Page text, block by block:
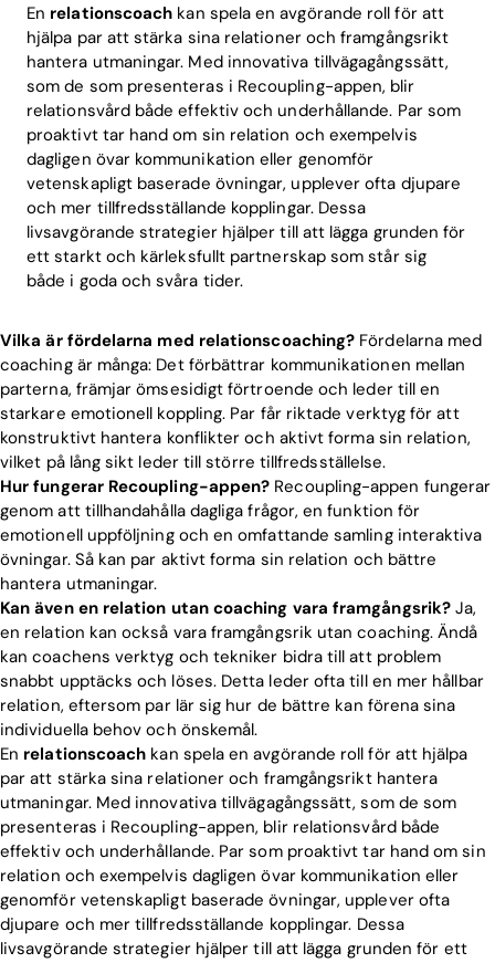
En relationscoach kan spela en avgörande roll för att
hjälpa par att stärka sina relationer och framgångsrikt
hantera utmaningar. Med innovativa tillvägagångssätt,
som de som presenteras i Recoupling-appen, blir
relationsvård både effektiv och underhållande. Par som
proaktivt tar hand om sin relation och exempelvis
dagligen övar kommunikation eller genomför
vetenskapligt baserade övningar, upplever ofta djupare
och mer tillfredsställande kopplingar. Dessa
livsavgörande strategier hjälper till att lägga grunden för
ett starkt och kärleksfullt partnerskap som står sig
både i goda och svåra tider.
Vilka är fördelarna med relationscoaching? Fördelarna med
coaching är många: Det förbättrar kommunikationen mellan
parterna, främjar ömsesidigt förtroende och leder till en
starkare emotionell koppling. Par får riktade verktyg för att
konstruktivt hantera konflikter och aktivt forma sin relation,
vilket på lång sikt leder till större tillfredsställelse.
Hur fungerar Recoupling-appen? Recoupling-appen fungerar
genom att tillhandahålla dagliga frågor, en funktion för
emotionell uppföljning och en omfattande samling interaktiva
övningar. Så kan par aktivt forma sin relation och bättre
hantera utmaningar.
Kan även en relation utan coaching vara framgångsrik?Ja,
en relation kan också vara framgångsrik utan coaching. Ändå
kan coachens verktyg och tekniker bidra till att problem
snabbt upptäcks och löses. Detta leder ofta till en mer hållbar
relation, eftersom par lär sig hur de bättre kan förena sina
individuella behov och önskemål.
En relationscoach kan spela en avgörande roll för att hjälpa
par att stärka sina relationer och framgångsrikt hantera
utmaningar. Med innovativa tillvägagångssätt, som de som
presenteras i Recoupling-appen, blir relationsvård både
effektiv och underhållande. Par som proaktivt tar hand om sin
relation och exempelvis dagligen övar kommunikation eller
genomför vetenskapligt baserade övningar, upplever ofta
djupare och mer tillfredsställande kopplingar. Dessa
livsavgörande strategier hjälper till att lägga grunden för ett